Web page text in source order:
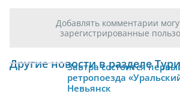
Добавлять комментарии
зарегистрированные
Другие новости в разделе
Завтра состоится
ретропоезда
Невьянск